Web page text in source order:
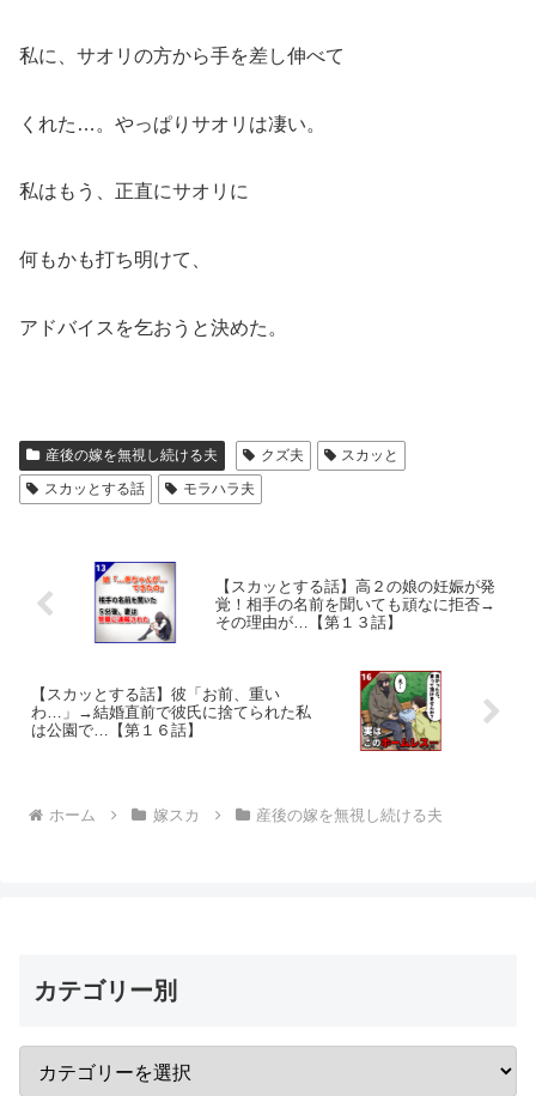
私に、サオリの方から手を差し伸べて
くれた…。やっぱりサオリは凄い。
私はもう、正直にサオリに
何もかも打ち明けて、
アドバイスを乞おうと決めた。
産後の嫁を無視し続ける夫 クズ夫
スカッと
スカッとする話
モラハラ夫
【スカッとする話】高２の娘の妊娠が発
覚！相手の名前を聞いても頑なに拒否→
その理由が…【第１３話】
【スカッとする話】彼「お前、重い
わ…」→結婚直前で彼氏に捨てられた私
は公園で…【第１６話】
ホーム 嫁スカ 産後の嫁を無視し続ける夫
カテゴリー別